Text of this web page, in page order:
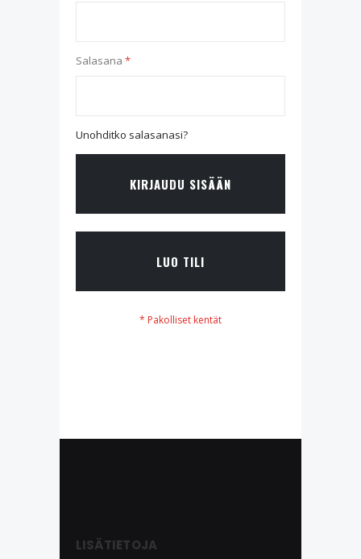
Salasana
Unohditko salasanasi?
KIRJAUDU SISÄÄN
LUO TILI
LISÄTIETOJA